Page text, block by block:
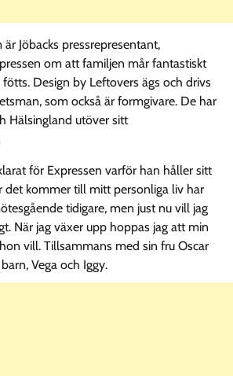
Jöbacks pressrepresentant,
om att familjen mår fantastiskt
Design by Leftovers ägs och drivs
som också är formgivare. De har
Hälsingland utöver sitt
för Expressen varför han håller sitt
det kommer till mitt personliga liv har
tidigare, men just nu vill jag
När jag växer upp hoppas jag att min
vill. Tillsammans med sin fru Oscar
Vega och Iggy.